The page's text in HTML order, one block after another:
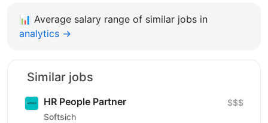
📊 Average salary range of similar jobs in
analytics →
Similar jobs
HR People Partner
Softsich
$$$